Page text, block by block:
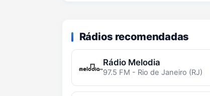
Rádios recomendadas
Rádio Melodia
97.5 FM - Rio de Janeiro (RJ)